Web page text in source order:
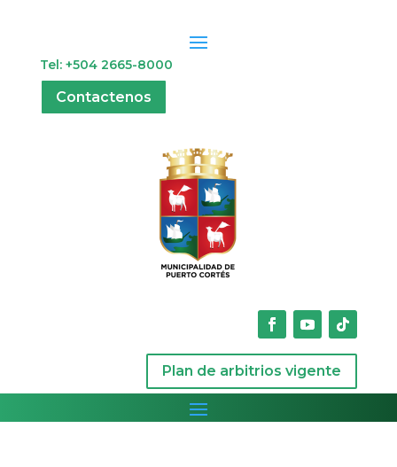
Tel: +504 2665-8000
Contactenos
Plan de arbitrios vigente